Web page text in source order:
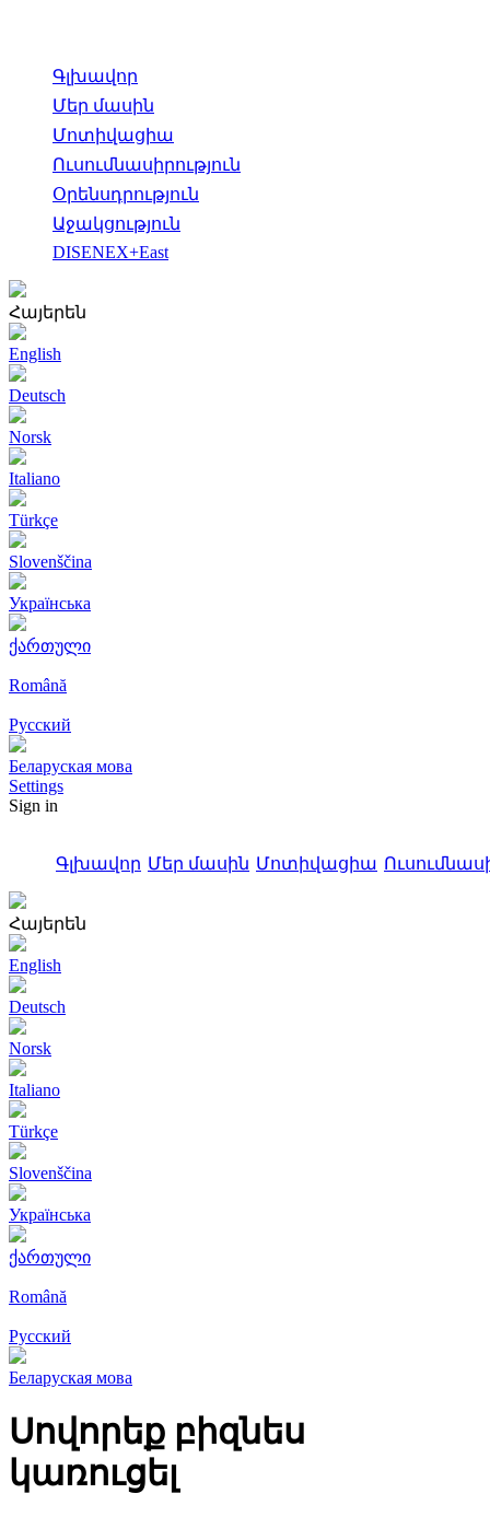
Գլխավոր
Մեր մասին
Մոտիվացիա
Ուսումնասիրություն
Օրենսդրություն
Աջակցություն
DISENEX+East
Հայերեն
English
Deutsch
Norsk
Italiano
Türkçe
Slovenščina
Українська
ქართული
Română
Русский
Беларуская мова
Settings
Sign in
Գլխավոր Մեր մասին Մոտիվացիա
Հայերեն
English
Deutsch
Norsk
Italiano
Türkçe
Slovenščina
Українська
ქართული
Română
Русский
Беларуская мова
Սովորեք բիզնես
կառուցել